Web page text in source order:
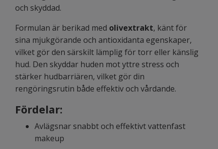
och skyddad.
Formulan är berikad med olivextrakt, känt för
sina mjukgörande och antioxidanta egenskaper,
vilket gör den särskilt lämplig för torr eller känslig
hud. Den skyddar huden mot yttre stress och
stärker hudbarriären, vilket gör din
rengöringsrutin både effektiv och vårdande.
Fördelar:
Avlägsnar snabbt och effektivt vattenfast
makeup